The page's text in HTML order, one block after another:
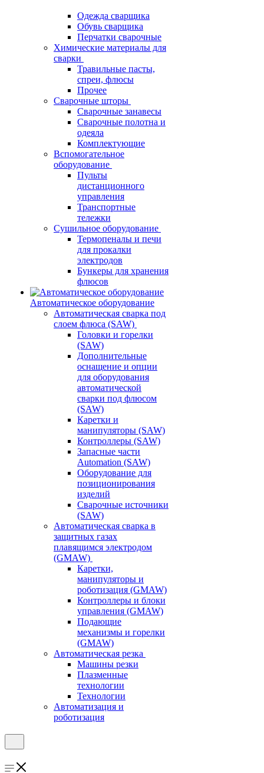
Одежда сварщика
Обувь сварщика
Перчатки сварочные
Химические материалы для
сварки
Травильные пасты,
спреи, флюсы
Прочее
Сварочные шторы
Сварочные занавесы
Сварочные полотна и
одеяла
Комплектующие
Вспомогательное
оборудование
Пульты
дистанционного
управления
Транспортные
тележки
Сушильное оборудование
Термопеналы и печи
для прокалки
электродов
Бункеры для хранения
флюсов
Автоматическое оборудование
Автоматическая сварка под
слоем флюса (SAW)
Головки и горелки
(SAW)
Дополнительные
оснащение и опции
для оборудования
автоматической
сварки под флюсом
(SAW)
Каретки и
манипуляторы (SAW)
Контроллеры (SAW)
Запасные части
Automation (SAW)
Оборудование для
позиционирования
изделий
Сварочные источники
(SAW)
Автоматическая сварка в
защитных газах
плавящимся электродом
(GMAW)
Каретки,
манипуляторы и
роботизация (GMAW)
Контроллеры и блоки
управления (GMAW)
Подающие
механизмы и горелки
(GMAW)
Автоматическая резка
Машины резки
Плазменные
технологии
Технологии
Автоматизация и
роботизация